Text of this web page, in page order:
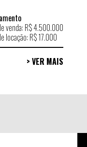
venda: R$ 4.500.000
locação: R$ 17.000
> VER MAIS